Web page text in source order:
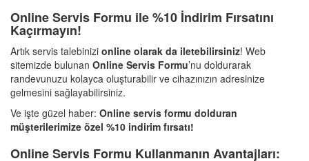
Online Servis Formu ile %10 İndirim Fırsatını
Kaçırmayın!
Artık servis talebinizi online olarak da iletebilirsiniz! Web
sitemizde bulunan Online Servis Formu’nu doldurarak
randevunuzu kolayca oluşturabilir ve cihazınızın adresinize
gelmesini sağlayabilirsiniz.
Ve işte güzel haber: Online servis formu dolduran
müşterilerimize özel %10 indirim fırsatı!
Online Servis Formu Kullanmanın Avantajları: